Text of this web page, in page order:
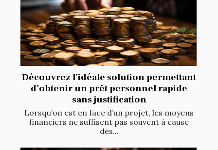
Découvrez l’idéale solution permettant
d’obtenir un prêt personnel rapide
sans justification
Lorsqu’on est en face d’un projet, les moyens
financiers ne suffisent pas souvent à cause
des...